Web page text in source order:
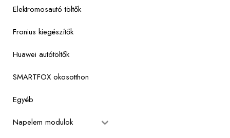
Elektromosautó töltők
Fronius kiegészítők
Huawei autótöltők
SMARTFOX okosotthon
Egyéb
Napelem modulok